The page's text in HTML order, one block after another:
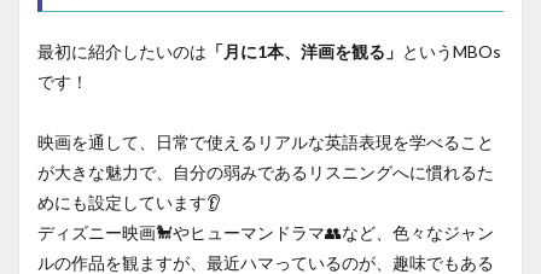
最初に紹介したいのは 「月に1本、洋画を観る」 というMBOs
です！
映画を通して、日常で使えるリアルな英語表現を学べること
が大きな魅力で、自分の弱みであるリスニングへに慣れるた
めにも設定しています👂
ディズニー映画🐩やヒューマンドラマ👥など、色々なジャン
ルの作品を観ますが、最近ハマっているのが、趣味でもある